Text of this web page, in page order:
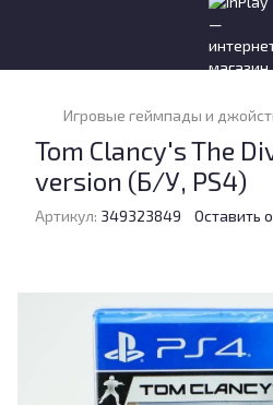
Игровые геймпады и
Tom Clancy's The
version (Б/У, PS4)
Артикул: 349323849 Оставить